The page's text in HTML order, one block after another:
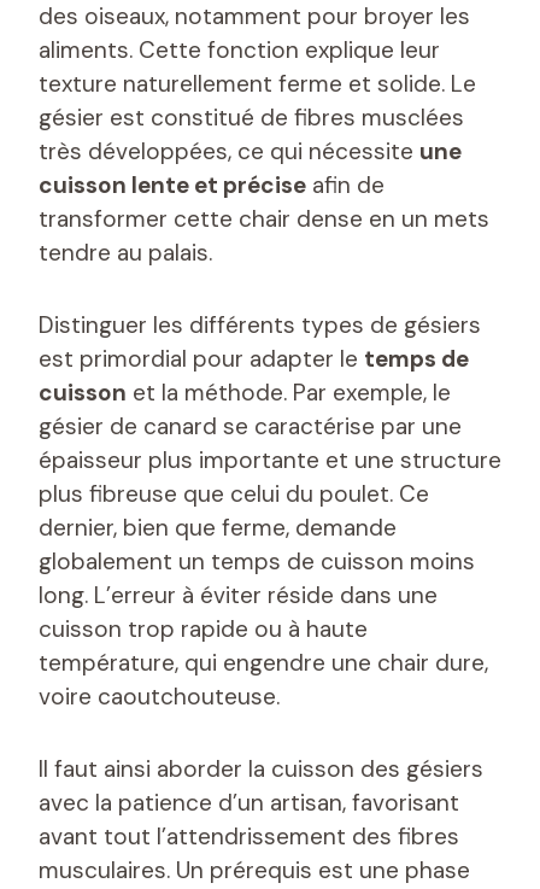
des oiseaux, notamment pour broyer les
aliments. Cette fonction explique leur
texture naturellement ferme et solide. Le
gésier est constitué de fibres musclées
très développées, ce qui nécessite une
cuisson lente et précise afin de
transformer cette chair dense en un mets
tendre au palais.
Distinguer les différents types de gésiers
est primordial pour adapter le temps de
cuisson et la méthode. Par exemple, le
gésier de canard se caractérise par une
épaisseur plus importante et une structure
plus fibreuse que celui du poulet. Ce
dernier, bien que ferme, demande
globalement un temps de cuisson moins
long. L’erreur à éviter réside dans une
cuisson trop rapide ou à haute
température, qui engendre une chair dure,
voire caoutchouteuse.
Il faut ainsi aborder la cuisson des gésiers
avec la patience d’un artisan, favorisant
avant tout l’attendrissement des fibres
musculaires. Un prérequis est une phase